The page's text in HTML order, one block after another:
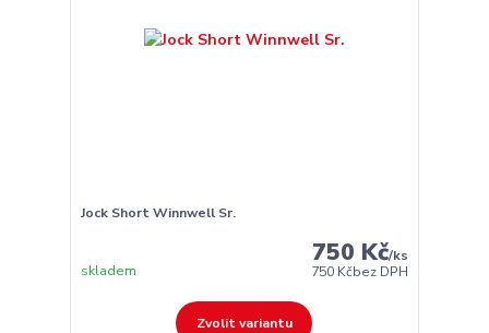
Jock Short Winnwell Sr.
750 Kč/ks
750 Kčbez DPH
skladem
Zvolit variantu